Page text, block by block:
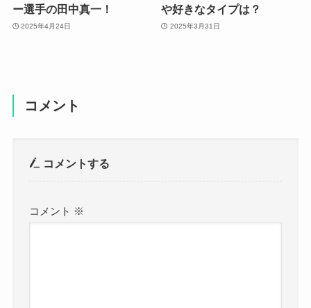
ー選手の田中真一！
2025年4月24日
や好きなタイプは？
2025年3月31日
コメント
コメントする
コメント ※